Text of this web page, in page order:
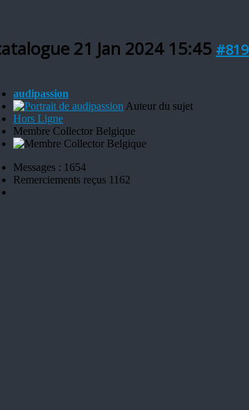
21 Jan 2024 15:45
audipassion
Auteur du sujet
Hors Ligne
Membre Collector Belgique
Messages : 1654
Remerciements reçus 1162